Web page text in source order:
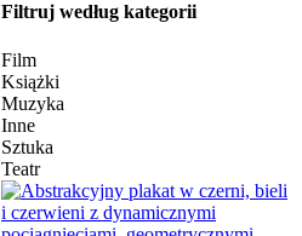
Filtruj według kategorii
Film
Książki
Muzyka
Inne
Sztuka
Teatr